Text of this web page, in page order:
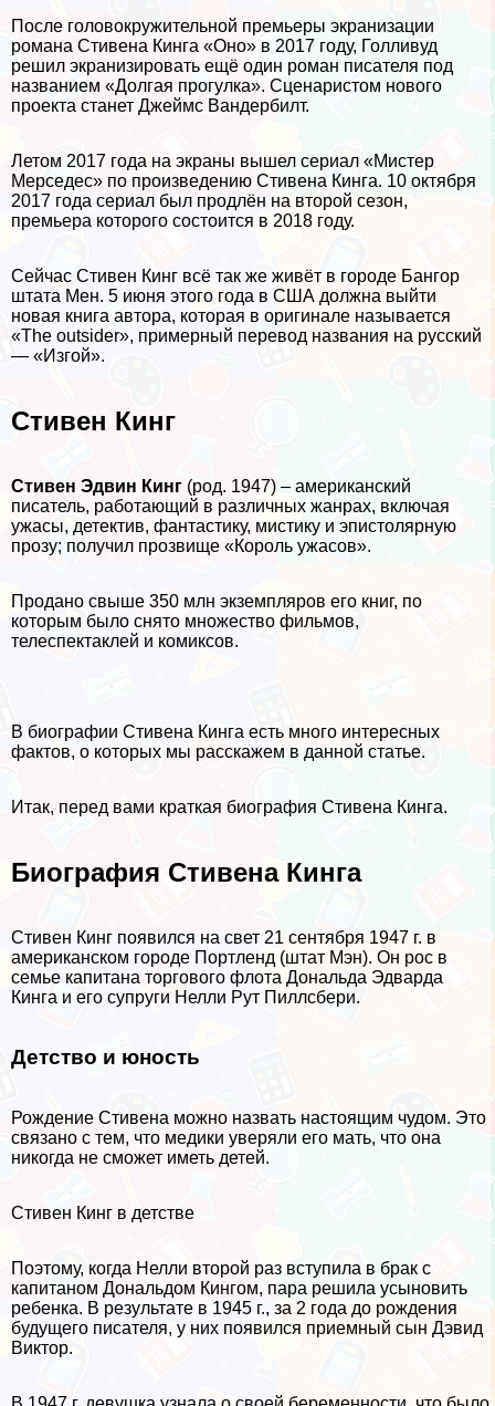
После головокружительной премьеры экранизации
романа Стивена Кинга «Оно» в 2017 году, Голливуд
решил экранизировать ещё один роман писателя под
названием «Долгая прогулка». Сценаристом нового
проекта станет Джеймс Вандербилт.
Летом 2017 года на экраны вышел сериал «Мистер
Мерседес» по произведению Стивена Кинга. 10 октября
2017 года сериал был продлён на второй сезон,
премьера которого состоится в 2018 году.
Сейчас Стивен Кинг всё так же живёт в городе Бангор
штата Мен. 5 июня этого года в США должна выйти
новая книга автора, которая в оригинале называется
«The outsider», примерный перевод названия на русский
— «Изгой».
Стивен Кинг
Стивен Эдвин Кинг (род. 1947) – американский
писатель, работающий в различных жанрах, включая
ужасы, детектив, фантастику, мистику и эпистолярную
прозу; получил прозвище «Король ужасов».
Продано свыше 350 млн экземпляров его книг, по
которым было снято множество фильмов,
телеспектаклей и комиксов.
В биографии Стивена Кинга есть много интересных
фактов, о которых мы расскажем в данной статье.
Итак, перед вами краткая биография Стивена Кинга.
Биография Стивена Кинга
Стивен Кинг появился на свет 21 сентября 1947 г. в
американском городе Портленд (штат Мэн). Он рос в
семье капитана торгового флота Дональда Эдварда
Кинга и его супруги Нелли Рут Пиллсбери.
Детство и юность
Рождение Стивена можно назвать настоящим чудом. Это
связано с тем, что медики уверяли его мать, что она
никогда не сможет иметь детей.
Стивен Кинг в детстве
Поэтому, когда Нелли второй раз вступила в бpaк с
капитаном Дональдом Кингом, пара решила усыновить
ребенка. В результате в 1945 г., за 2 года до рождения
будущего писателя, у них появился приемный сын Дэвид
Виктор.